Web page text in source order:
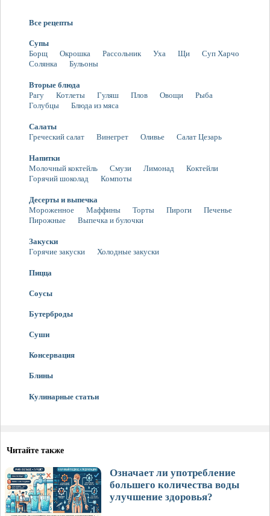
Все рецепты
Супы
Борщ
Окрошка Рассольник Уха Щи
Суп Харчо
Солянка
Бульоны
Вторые блюда
Рагу
Котлеты Гуляш Плов Овощи
Рыба
Голубцы
Блюда из мяса
Салаты
Греческий салат
Винегрет Оливье Салат Цезарь
Напитки
Молочный коктейль
Смузи Лимонад
Коктейли
Горячий шоколад
Компоты
Десерты и выпечка
Мороженное
Маффины Торты Пироги
Печенье
Пирожные
Выпечка и булочки
Закуски
Горячие закуски
Холодные закуски
Пицца
Соусы
Бутерброды
Суши
Консервация
Блины
Кулинарные статьи
Читайте также
Означает ли употребление
большего количества воды
улучшение здоровья?